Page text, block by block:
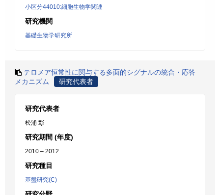
小区分44010:細胞生物学関連
研究機関
基礎生物学研究所
テロメア恒常性に関与する多面的シグナルの統合・応答
メカニズム
研究代表者
研究代表者
松浦 彰
研究期間 (年度)
2010 – 2012
研究種目
基盤研究(C)